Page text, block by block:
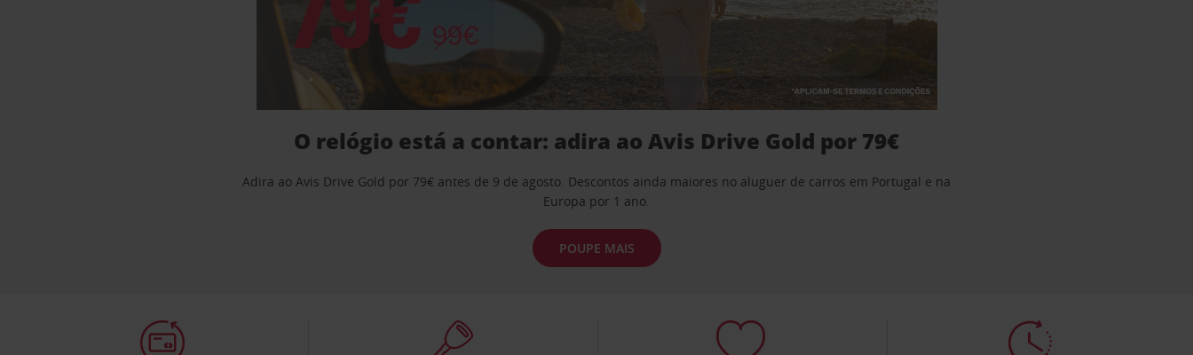
O relógio está a contar: adira ao Avis Drive Gold por 79€
Adira ao Avis Drive Gold por 79€ antes de 9 de agosto. Descontos ainda maiores no aluguer de carros em Portugal e na
Europa por 1 ano.
POUPE MAIS